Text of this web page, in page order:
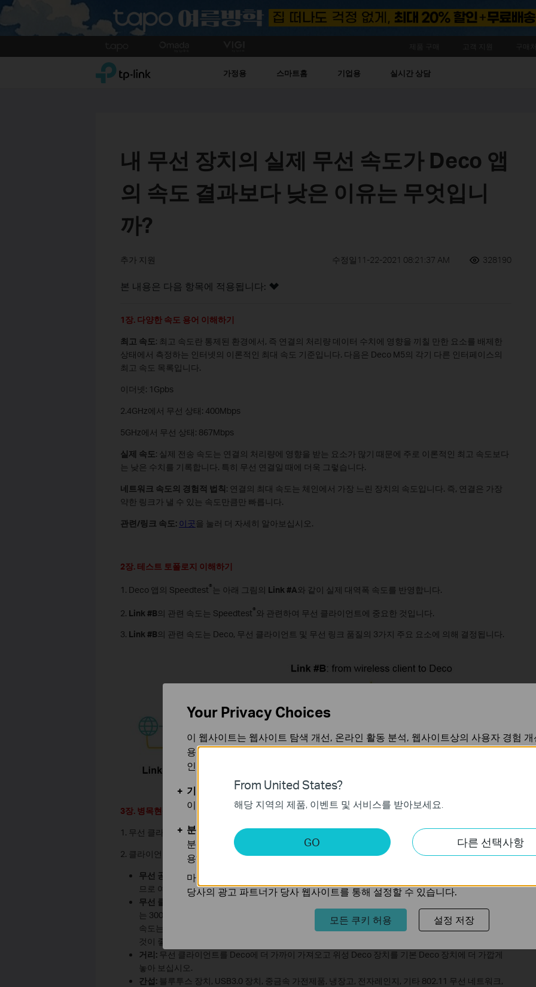
to
TP-Link, Reliably Smart 가정용 스마트홈 기업용 실시간 상담
내 무선 장치의 실제 무선 속도가 Deco 앱
의 속도 결과보다 낮은 이유는 무엇입니
까?
추가 지원 수정일11-22-2021 08:21:37 AM 328190
본 내용은 다음 항목에 적용됩니다:
1장. 다양한 속도 용어 이해하기
최고 속도: 최고 속도란 통제된 환경에서, 즉 연결의 처리량 데이터 수치에 영향을 끼칠 만한 요소를 배제한
상태에서 측정하는 인터넷의 이론적인 최대 속도 기준입니다. 다음은 Deco M5의 각기 다른 인터페이스의
최고 속도 목록입니다.
이더넷: 1Gpbs
2.4GHz에서 무선 상태: 400Mbps
5GHz에서 무선 상태: 867Mbps
실제 속도: 실제 전송 속도는 연결의 처리량에 영향을 받는 요소가 많기 때문에 주로 이론적인 최고 속도보다
는 낮은 수치를 기록합니다. 특히 무선 연결일 때에 더욱 그렇습니다.
네트워크 속도의 경험적 법칙: 연결의 최대 속도는 체인에서 가장 느린 장치의 속도입니다. 즉, 연결은 가장
약한 링크가 낼 수 있는 속도만큼만 빠릅니다.
관련/링크 속도: 이곳을 눌러 더 자세히 알아보십시오.
2장. 테스트 토폴로지 이해하기
1. Deco 앱의 Speedtest ®는 아래 그림의 Link #A와 같이 실제 대역폭 속도를 반영합니다.
2. Link #B의 관련 속도는 Speedtest ® 와 관련하여 무선 클라이언트에 중요한 것입니다.
3. Link #B의 관련 속도는 Deco, 무선 클라이언트 및 무선 링크 품질의 3가지 주요 요소에 의해 결정됩니다.
3장. 병목현상의 확인 및 개선 팁
1. 무선 클라이언트의 관련 속도가 실제 광대역 속도의 최소 두 배인지 확인합니다.
2. 클라이언트의 관련 속도가 예상보다 낮은 경우 다음의 요소를 고려해 보십시오.
무선 공유기:
Deco M5의 경우 가장 낮은 인터페이스는 2.4GHz에서 무선이며 최대 속도는 400Mbps이
므로 여기에서 병목 현상이 발생하지 않아야 합니다.
무선 클라이언트:
는 300Mbps에 불과합니다. 시중에 나와 있는 대부분의 스마트폰은 20MHz의 대역폭만 지원하며 최대
속도는 72Mbps로 추가 감소합니다. 장치의 무선 어댑터를 확인하고 802.11ac가 지원되는지 확인하는
것이 좋습니다.
거리:무선 클라이언트를 Deco에 더 가까이 가져오고 위성 Deco 장치를 기본 Deco 장치에 더 가깝게
놓아 보십시오.
간섭:블루투스 장치, USB3.0 장치, 중금속 가전제품, 냉장고, 전자레인지, 기타 802.11 무선 네트워크,
From United States?
해당 지역의 제품, 이벤트 및 서비스를 받아보세요.
GO 다른 선택사항
Your Privacy Choices
이 웹사이트는 웹사이트 탐색 개선, 온라인 활동 분석, 웹사이트상의 사용자 경험
용합니다. 귀하는 언제든지 쿠키 사용을 거부할 수 있습니다. 자세한 내용은개인정
인할 수 있습니다.
기본 쿠키
이 쿠키는 웹사이트가 작동하는 데 필요하며 사용자의 시스템에서 비활성화할 수 없
분석 및 마케팅 쿠키
분석 쿠키는 웹사이트의 기능을 개선하고 조정하기 위해 웹사이트에서의 사용자
용하는 쿠키입니다.
마케팅 쿠키는 귀하의 관심사에 대한 프로필을 생성하고 다른 웹사이트에서 관련
당사의 광고 파트너가 당사 웹사이트를 통해 설정할 수 있습니다.
모든 쿠키 허용 설정 저장